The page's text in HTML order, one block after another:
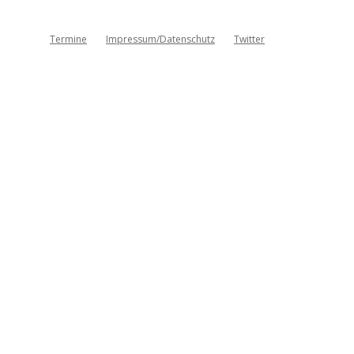
Termine Impressum/Datenschutz Twitter